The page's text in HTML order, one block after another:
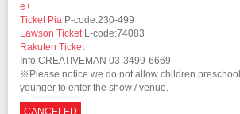
e+
Ticket Pia P-code:230-499
Lawson TicketL-code:74083
Rakuten Ticket
Info:CREATIVEMAN 03-3499-6669
※Please notice we do not allow children
younger to enter the show / venue.
CANCELED